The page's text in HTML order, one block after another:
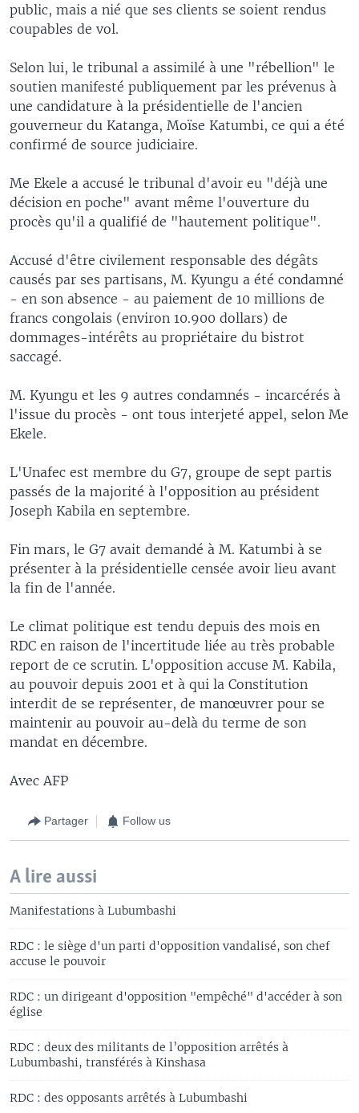
public, mais a nié que ses clients se soient rendus
coupables de vol.
Selon lui, le tribunal a assimilé à une "rébellion" le
soutien manifesté publiquement par les prévenus à
une candidature à la présidentielle de l'ancien
gouverneur du Katanga, Moïse Katumbi, ce qui a été
confirmé de source judiciaire.
Me Ekele a accusé le tribunal d'avoir eu "déjà une
décision en poche" avant même l'ouverture du
procès qu'il a qualifié de "hautement politique".
Accusé d'être civilement responsable des dégâts
causés par ses partisans, M. Kyungu a été condamné
- en son absence - au paiement de 10 millions de
francs congolais (environ 10.900 dollars) de
dommages-intérêts au propriétaire du bistrot
saccagé.
M. Kyungu et les 9 autres condamnés - incarcérés à
l'issue du procès - ont tous interjeté appel, selon Me
Ekele.
L'Unafec est membre du G7, groupe de sept partis
passés de la majorité à l'opposition au président
Joseph Kabila en septembre.
Fin mars, le G7 avait demandé à M. Katumbi à se
présenter à la présidentielle censée avoir lieu avant
la fin de l'année.
Le climat politique est tendu depuis des mois en
RDC en raison de l'incertitude liée au très probable
report de ce scrutin. L'opposition accuse M. Kabila,
au pouvoir depuis 2001 et à qui la Constitution
interdit de se représenter, de manœuvrer pour se
maintenir au pouvoir au-delà du terme de son
mandat en décembre.
Avec AFP
Partager Follow us
A lire aussi
Manifestations à Lubumbashi
RDC : le siège d'un parti d'opposition vandalisé, son chef
accuse le pouvoir
RDC : un dirigeant d'opposition "empêché" d'accéder à son
église
RDC : deux des militants de l’opposition arrêtés à
Lubumbashi, transférés à Kinshasa
RDC : des opposants arrêtés à Lubumbashi